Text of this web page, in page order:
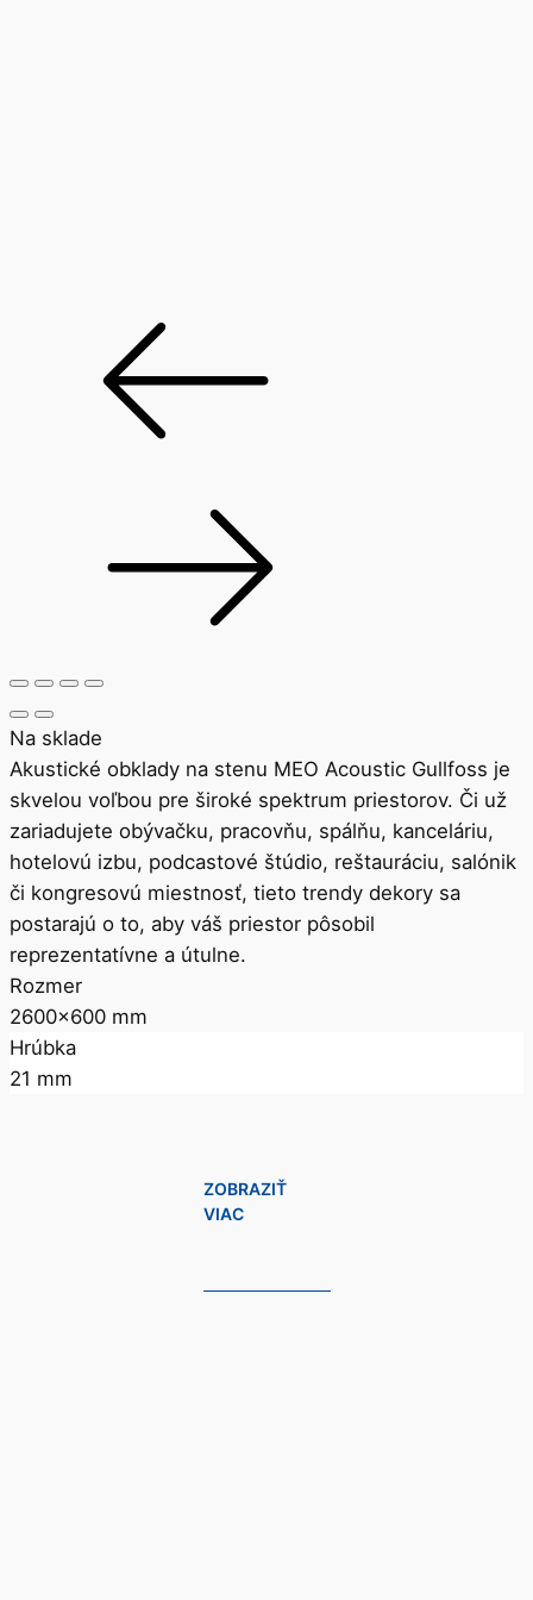
Na sklade
Akustické obklady na stenu MEO Acoustic Gullfoss je
skvelou voľbou pre široké spektrum priestorov. Či už
zariadujete obývačku, pracovňu, spálňu, kanceláriu,
hotelovú izbu, podcastové štúdio, reštauráciu, salónik
či kongresovú miestnosť, tieto trendy dekory sa
postarajú o to, aby váš priestor pôsobil
reprezentatívne a útulne.
Rozmer
2600x600 mm
Hrúbka
21 mm
ZOBRAZIŤ
VIAC